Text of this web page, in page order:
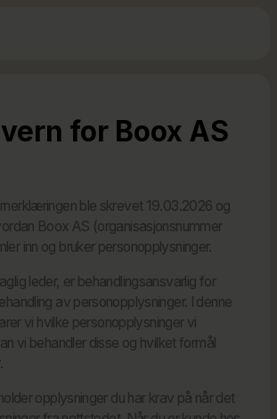
for Boox AS
ble skrevet 19.03.2026 og
Boox AS (organisasjonsnummer
inn og bruker personopplysninger.
leder, er behandlingsansvarlig for
av personopplysninger. I denne
vi hvilke personopplysninger vi
vi behandler disse og hvilket formål
opplysninger du har krav på når det